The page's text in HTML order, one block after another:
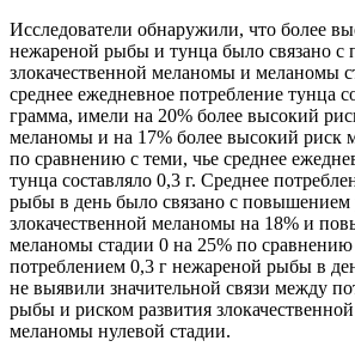
Исследователи обнаружили, что более
нежареной рыбы и тунца было связано
злокачественной меланомы и меланомы
среднее ежедневное потребление тунца
грамма, имели на 20% более высокий
меланомы и на 17% более высокий риск
по сравнению с теми, чье среднее
тунца составляло 0,3 г. Среднее
рыбы в день было связано с повышением
злокачественной меланомы на 18% и
меланомы стадии 0 на 25% по
потреблением 0,3 г нежареной рыбы в
не выявили значительной связи между
рыбы и риском развития
меланомы нулевой стадии.